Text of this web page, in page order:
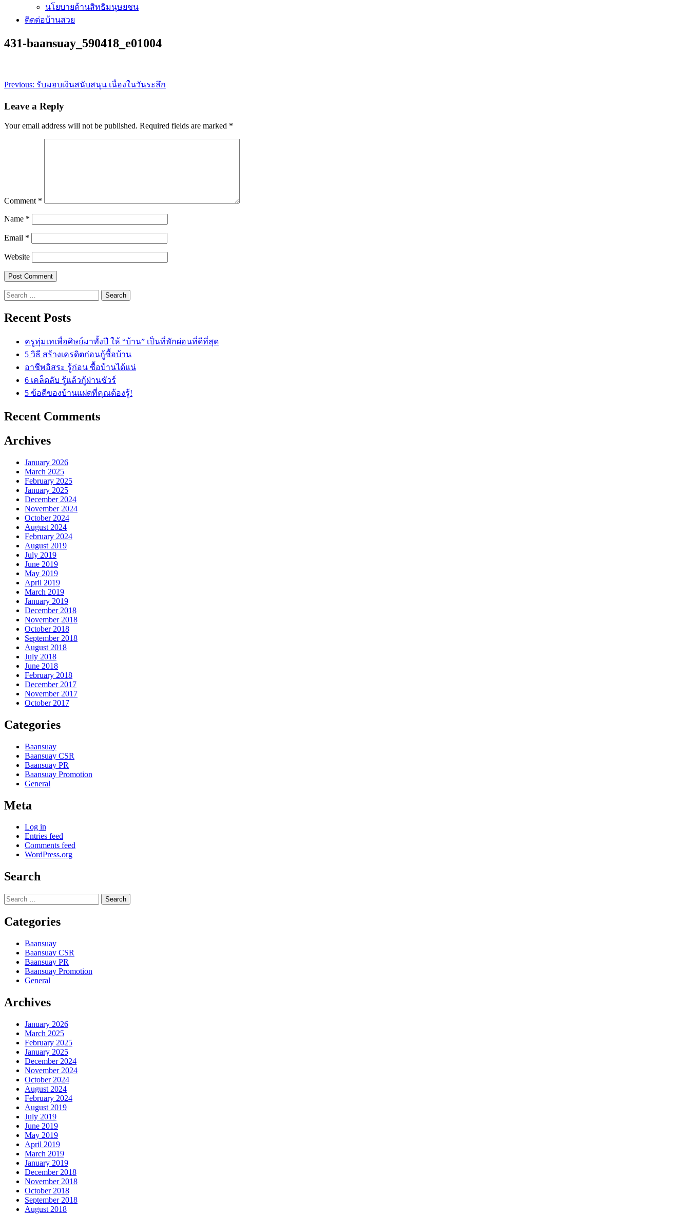
นโยบายด้านสิทธิมนุษยชน
ติดต่อบ้านสวย
431-baansuay_590418_e01004
Post
Previous: รับมอบเงินสนับสนุน เนื่องในวันระลึก
Leave a Reply
Your email address will not be published. Required fields are marked *
Comment *
Name *
Email *
Website
Search
for:
Recent Posts
ครูทุ่มเทเพื่อศิษย์มาทั้งปี ให้ “บ้าน” เป็นที่พักผ่อนที่ดีที่สุด
5 วิธี สร้างเครดิตก่อนกู้ซื้อบ้าน
อาชีพอิสระ รู้ก่อน ซื้อบ้านได้แน่
6 เคล็ดลับ รู้แล้วกู้ผ่านชัวร์
5 ข้อดีของบ้านแฝดที่คุณต้องรู้!
Recent Comments
Archives
January 2026
March 2025
February 2025
January 2025
December 2024
November 2024
October 2024
August 2024
February 2024
August 2019
July 2019
June 2019
May 2019
April 2019
March 2019
January 2019
December 2018
November 2018
October 2018
September 2018
August 2018
July 2018
June 2018
February 2018
December 2017
November 2017
October 2017
Categories
Baansuay
Baansuay CSR
Baansuay PR
Baansuay Promotion
General
Meta
Log in
Entries feed
Comments feed
WordPress.org
Search
Search
for:
Categories
Baansuay
Baansuay CSR
Baansuay PR
Baansuay Promotion
General
Archives
January 2026
March 2025
February 2025
January 2025
December 2024
November 2024
October 2024
August 2024
February 2024
August 2019
July 2019
June 2019
May 2019
April 2019
March 2019
January 2019
December 2018
November 2018
October 2018
September 2018
August 2018